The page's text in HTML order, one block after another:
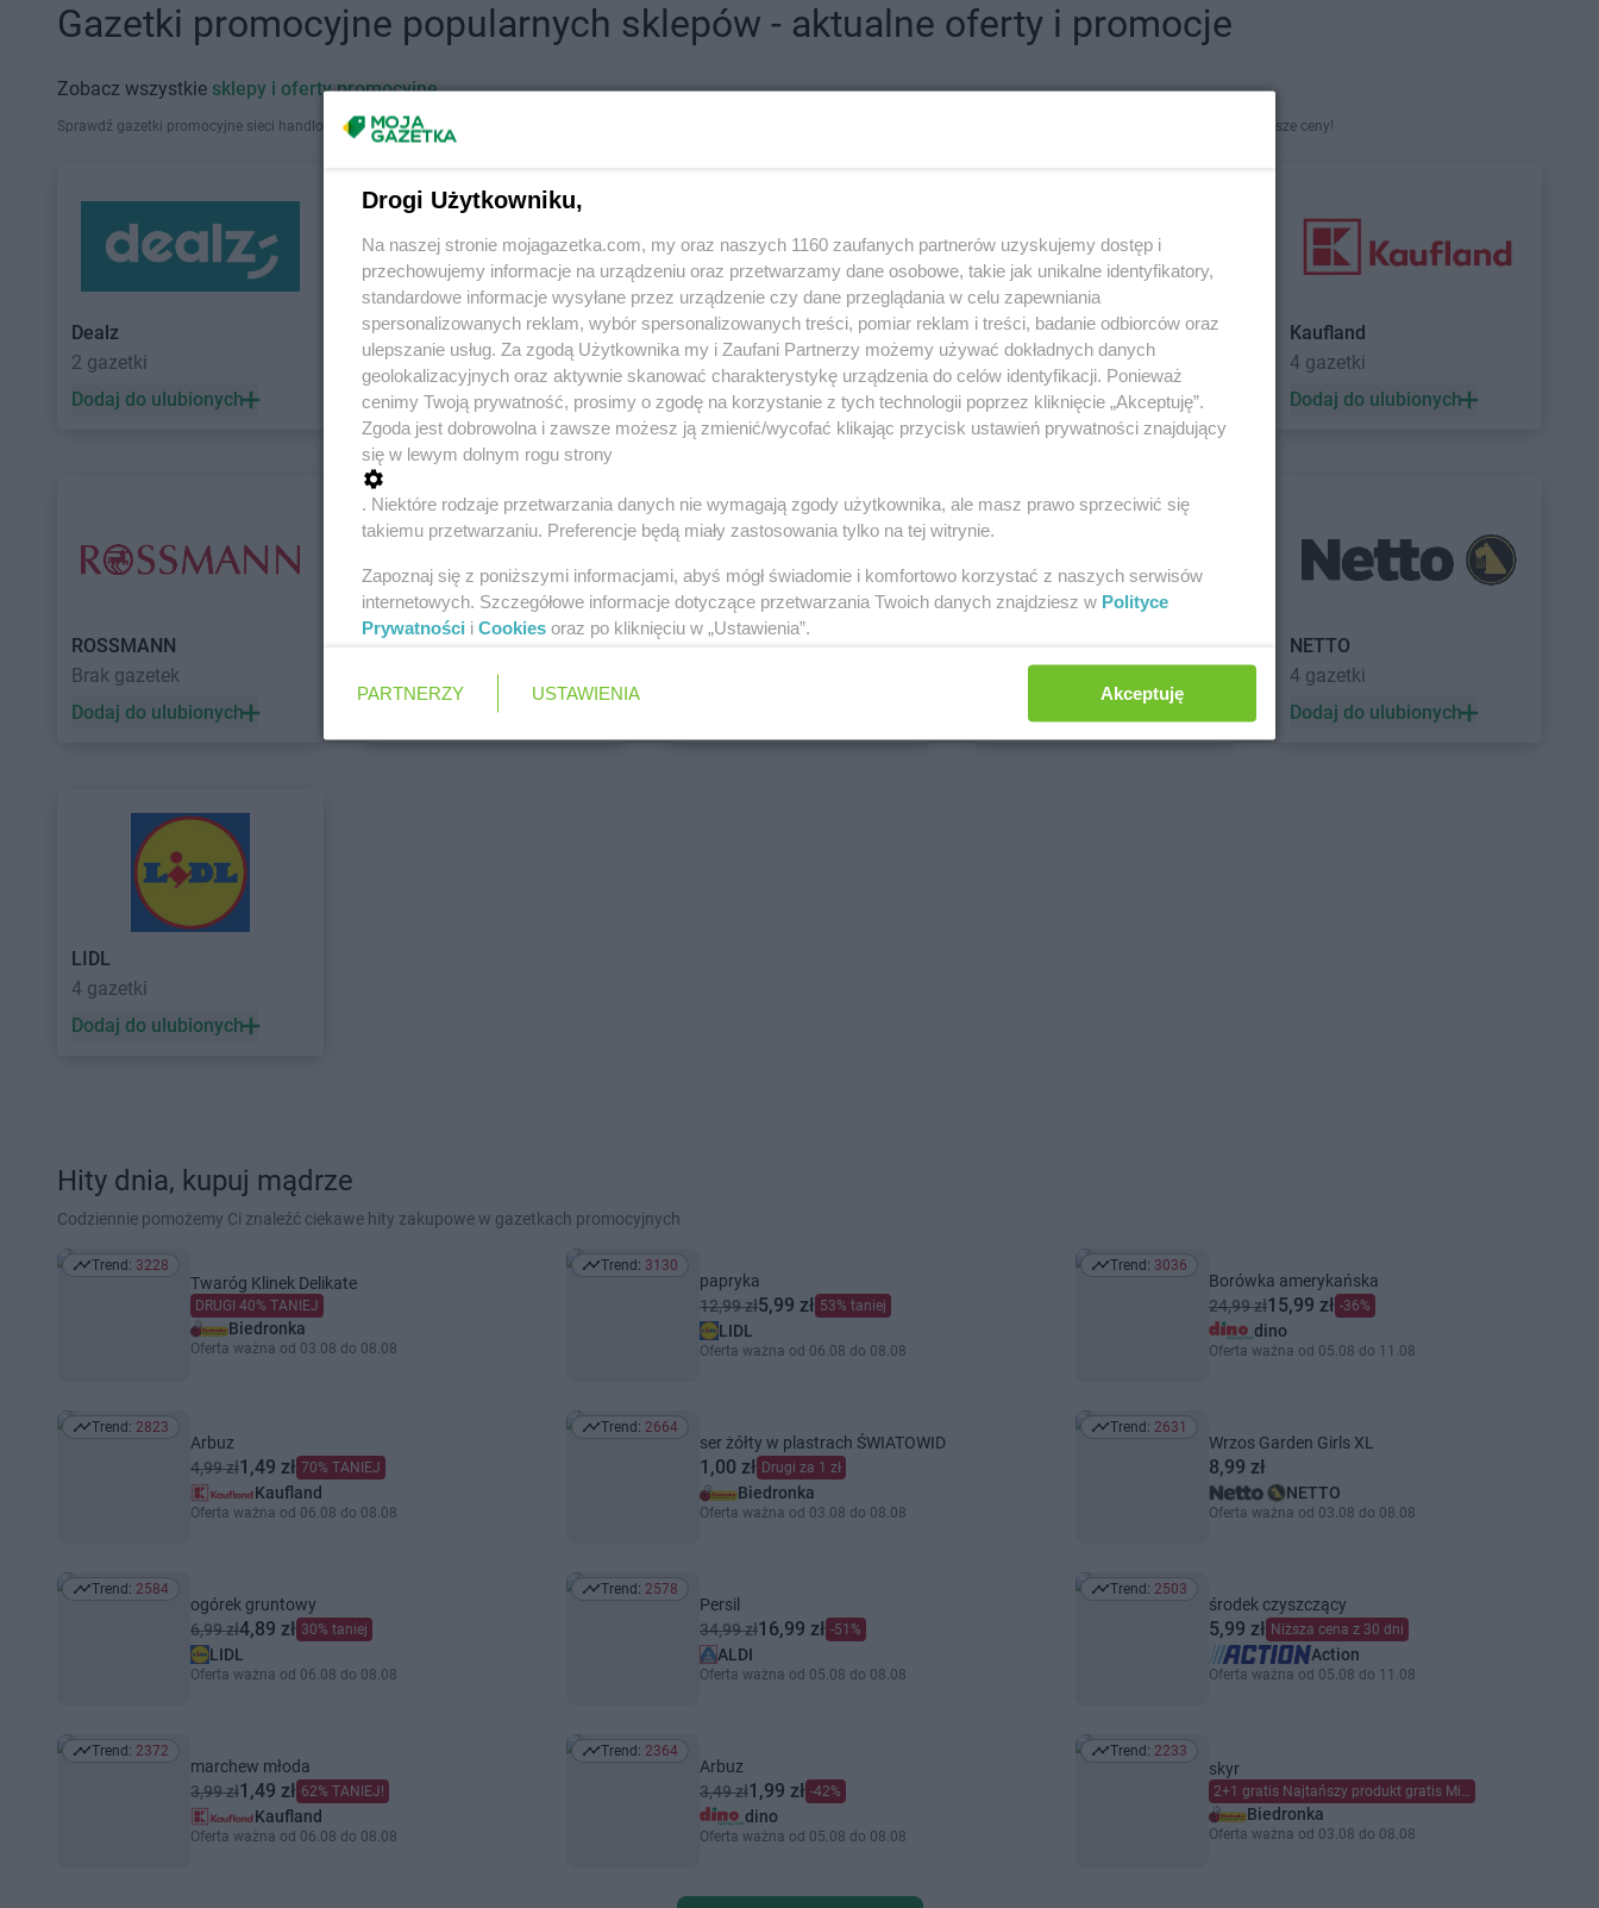
Gazetki promocyjne popularnych sklepów - aktualne oferty i promocje
Zobacz wszystkie sklepy i oferty promocyjne
Sprawdź gazetki promocyjne sieci handlowych, które działają w Polsce. Znajdziesz tutaj sklepy należące do lokalnych sieci oraz duże, znane super- i hipermarkety. Najlepsze promocje i najniższe ceny!
Dealz
2 gazetki
Dodaj do ulubionych
POLOmarket
10 gazetek
Dodaj do ulubionych
PEPCO
Brak gazetek
Dodaj do ulubionych
dino
1 gazetka
Dodaj do ulubionych
Kaufland
4 gazetki
Dodaj do ulubionych
ROSSMANN
Brak gazetek
Dodaj do ulubionych
Auchan
Dodaj do ulubionych
9 gazetek
NETTO
4 gazetki
Dodaj do ulubionych
LIDL
4 gazetki
Dodaj do ulubionych
Hity dnia, kupuj mądrze
Codziennie pomożemy Ci znaleźć ciekawe hity zakupowe w gazetkach promocyjnych
Trend: 3228
Trend: 3228
Twaróg Klinek Delikate
DRUGI 40% TANIEJ
Biedronka
Oferta ważna od 03.08 do 08.08
Trend: 3130
Trend: 3130
papryka
12,99 zł5,99 zł 53% taniej
LIDL
Oferta ważna od 06.08 do 08.08
Trend: 3036
Trend: 3036
Borówka amerykańska
24,99 zł15,99 zł -36%
dino
Oferta ważna od 05.08 do 11.08
Trend: 2823
Trend: 2823
Arbuz
4,99 zł1,49 zł 70% TANIEJ
Kaufland
Oferta ważna od 06.08 do 08.08
Trend: 2664
Trend: 2664
ser żółty w plastrach ŚWIATOWID
1,00 zł Drugi za 1 zł
Biedronka
Oferta ważna od 03.08 do 08.08
Trend: 2631
Trend: 2631
Wrzos Garden Girls XL
8,99 zł
NETTO
Oferta ważna od 03.08 do 08.08
Trend: 2584
Trend: 2584
ogórek gruntowy
6,99 zł4,89 zł 30% taniej
LIDL
Oferta ważna od 06.08 do 08.08
Trend: 2578
Trend: 2578
Persil
34,99 zł16,99 zł -51%
ALDI
Oferta ważna od 05.08 do 08.08
Trend: 2503
Trend: 2503
środek czyszczący
5,99 zł Niższa cena z 30 dni
Action
Oferta ważna od 05.08 do 11.08
Trend: 2372
Trend: 2372
marchew młoda
3,99 zł1,49 zł 62% TANIEJ!
Kaufland
Oferta ważna od 06.08 do 08.08
Trend: 2364
Trend: 2364
Arbuz
3,49 zł1,99 zł -42%
dino
Oferta ważna od 05.08 do 08.08
Trend: 2233
Trend: 2233
skyr
2+1 gratis Najtańszy produkt gratis Mieszaj dowolnie Limit dzienny 6 szt. (maks. 2 gratis) na kartę Moja Biedronka.
Biedronka
Oferta ważna od 03.08 do 08.08
Drogi Użytkowniku,
Na naszej stronie mojagazetka.com, my oraz naszych 1160 zaufanych partnerów uzyskujemy dostęp i
przechowujemy informacje na urządzeniu oraz przetwarzamy dane osobowe, takie jak unikalne identyfikatory,
standardowe informacje wysyłane przez urządzenie czy dane przeglądania w celu zapewniania
spersonalizowanych reklam, wybór spersonalizowanych treści, pomiar reklam i treści, badanie odbiorców oraz
ulepszanie usług. Za zgodą Użytkownika my i Zaufani Partnerzy możemy używać dokładnych danych
geolokalizacyjnych oraz aktywnie skanować charakterystykę urządzenia do celów identyfikacji. Ponieważ
cenimy Twoją prywatność, prosimy o zgodę na korzystanie z tych technologii poprzez kliknięcie „Akceptuję”.
Zgoda jest dobrowolna i zawsze możesz ją zmienić/wycofać klikając przycisk ustawień prywatności znajdujący
się w lewym dolnym rogu strony
. Niektóre rodzaje przetwarzania danych nie wymagają zgody użytkownika, ale masz prawo sprzeciwić się
takiemu przetwarzaniu. Preferencje będą miały zastosowania tylko na tej witrynie.
Zapoznaj się z poniższymi informacjami, abyś mógł świadomie i komfortowo korzystać z naszych serwisów
internetowych. Szczegółowe informacje dotyczące przetwarzania Twoich danych znajdziesz w Polityce
Prywatności i Cookies oraz po kliknięciu w „Ustawienia”.
PARTNERZY USTAWIENIA Akceptuję